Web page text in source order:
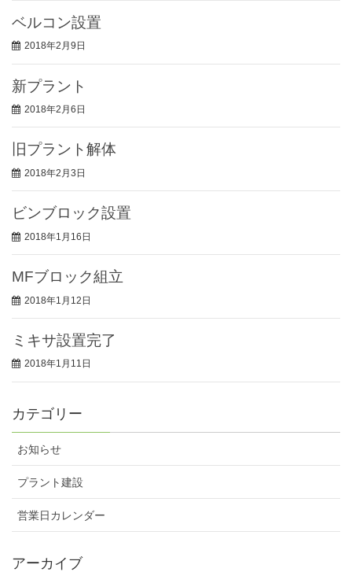
ベルコン設置
2018年2月9日
新プラント
2018年2月6日
旧プラント解体
2018年2月3日
ビンブロック設置
2018年1月16日
MFブロック組立
2018年1月12日
ミキサ設置完了
2018年1月11日
カテゴリー
お知らせ
プラント建設
営業日カレンダー
アーカイブ